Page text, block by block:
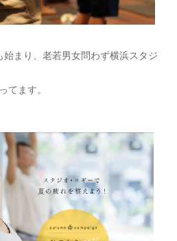
まり、老若男女問わず横浜スタジ
てます。